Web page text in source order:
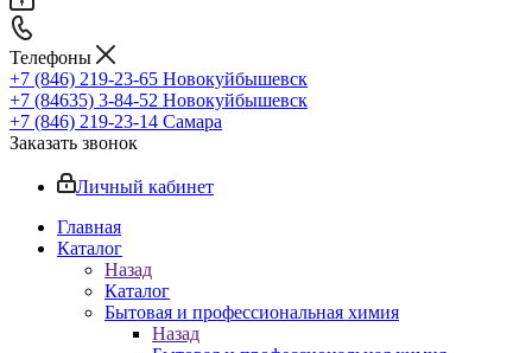
Телефоны
+7 (846) 219-23-65 Новокуйбышевск
+7 (84635) 3-84-52 Новокуйбышевск
+7 (846) 219-23-14 Самара
Заказать звонок
Личный кабинет
Главная
Каталог
Назад
Каталог
Бытовая и профессиональная химия
Назад